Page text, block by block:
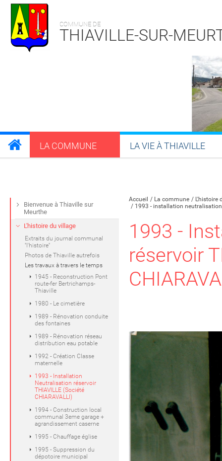
COMMUNE DE
THIAVILLE-SUR-
LA COMMUNE LA VIE À THIAVILLE
Accueil La commune
L'histoire
1993 - installation
1993 -
réservoir
Bienvenue à Thiaville sur
Meurthe
L'histoire du village
Extraits du journal communal
''l'histoire''
Photos de Thiaville autrefois
Les travaux à travers le temps
1945 - Reconstruction Pont
route-fer Bertrichamps-
Thiaville
1980 - Le cimetière
1989 - Rénovation conduite
des fontaines
1989 - Rénovation réseau
distribution eau potable
1992 - Création Classe
maternelle
1993 - Installation
Neutralisation réservoir
THIAVILLE (Société
CHIARAVALLI)
1994 - Construction local
communal 3eme garage +
agrandissement caserne
1995 - Chauffage église
1995 - Suppression du
dépotoire municipal